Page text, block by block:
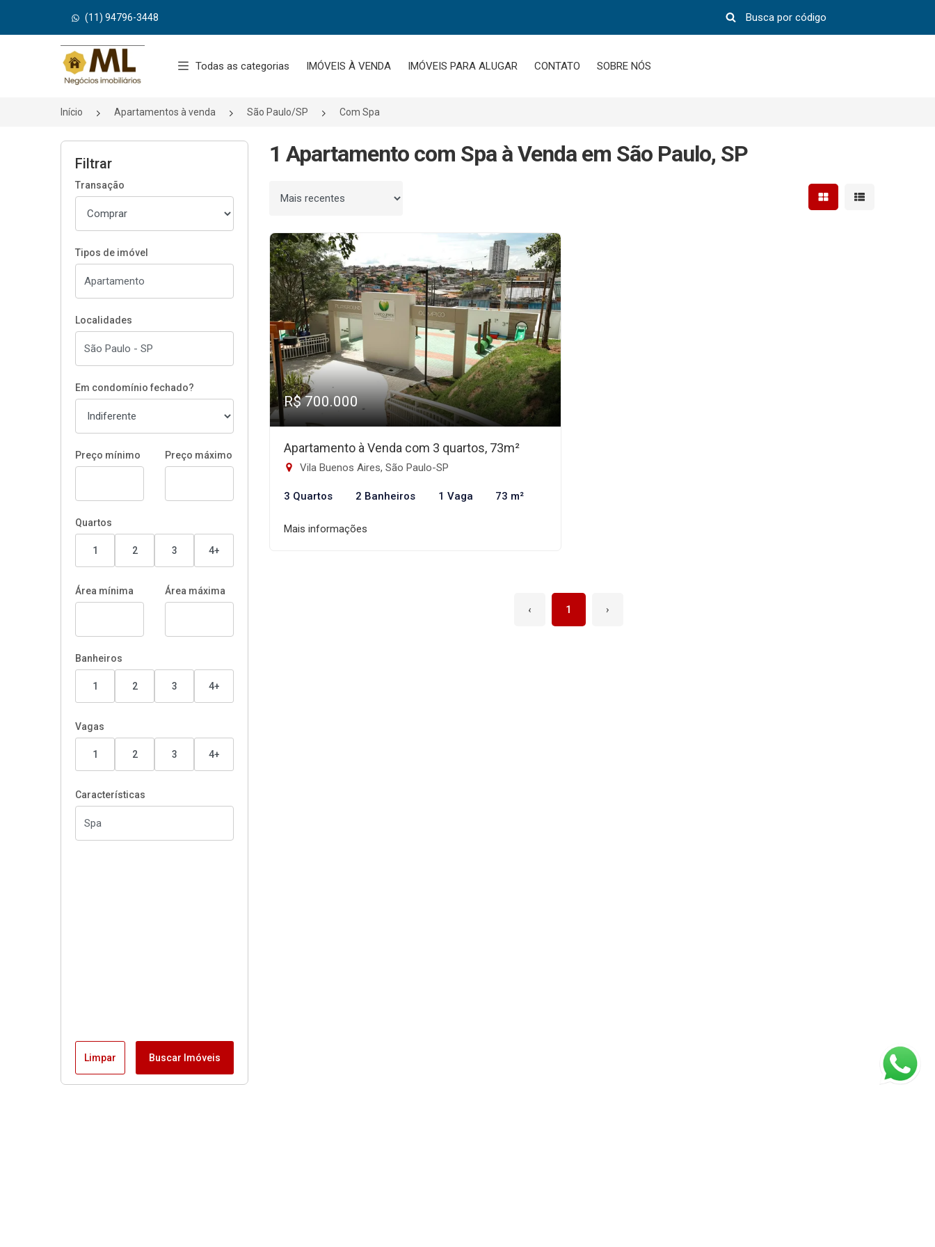
(11) 94796-3448
Página inicial
Todas as categorias IMÓVEIS À VENDA IMÓVEIS PARA ALUGAR CONTATO SOBRE NÓS
Início Apartamentos à venda São Paulo/SP Com Spa
Filtrar
Transação
Tipos de imóvel
Localidades
Em condomínio fechado?
Preço mínimo Preço máximo
Quartos
1 2 3 4+
Área mínima Área máxima
Banheiros
1 2 3 4+
Vagas
1 2 3 4+
Características
Limpar Buscar Imóveis
1 Apartamento com Spa à Venda em São Paulo, SP
Ordenar por Mostrar resultados em
Mostrar
R$ 700.000
Apartamento à Venda com 3 quartos, 73m²
Vila Buenos Aires, São Paulo-SP
3 Quartos 2 Banheiros 1 Vaga 73 m²
Mais informações
‹ 1 ›